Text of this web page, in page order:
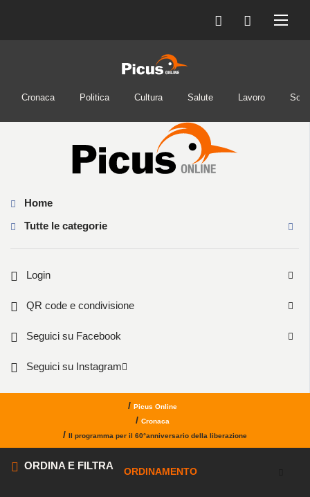
Cronaca Politica Cultura Salute Lavoro
Home
Tutte le categorie
Login
QR code e condivisione
Seguici su Facebook
Seguici su Instagram
/ Picus Online
/ Cronaca
/ Il programma per il 60°anniversario della liberazione
ORDINA E FILTRA
ORDINAMENTO